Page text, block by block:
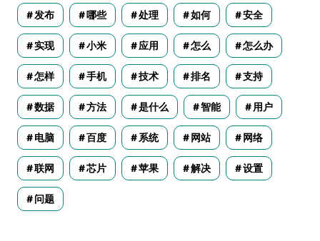
发布 哪些 处理 如何 安全
实现 小米 应用 怎么 怎么办
怎样 手机 技术 排名 支持
数据 方法 是什么 智能 用户
电脑 百度 系统 网站 网络
联网 芯片 苹果 解决 设置
问题